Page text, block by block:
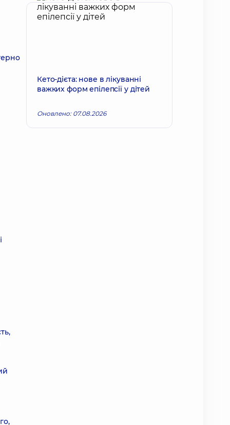
Кето-дієта: нове в лікуванні
важких форм епілепсії у дітей
Оновлено: 07.08.2026